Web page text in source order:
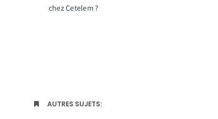
chez Cetelem ?
AUTRES SUJETS: